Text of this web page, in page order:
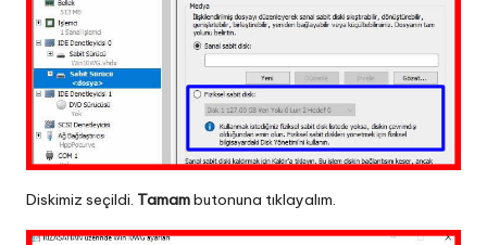
Diskimiz seçildi. Tamambutonuna tıklayalım.